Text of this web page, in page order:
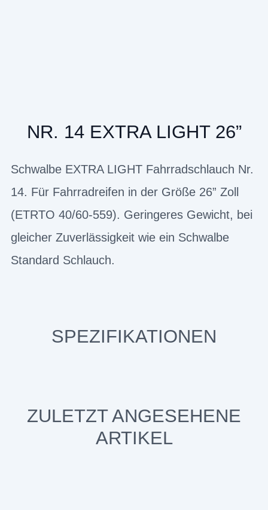
NR. 14 EXTRA LIGHT 26”
Schwalbe EXTRA LIGHT Fahrradschlauch Nr.
14. Für Fahrradreifen in der Größe 26” Zoll
(ETRTO 40/60-559). Geringeres Gewicht, bei
gleicher Zuverlässigkeit wie ein Schwalbe
Standard Schlauch.
SPEZIFIKATIONEN
ZULETZT ANGESEHENE
ARTIKEL